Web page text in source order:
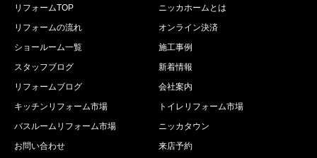
リフォームTOP
ニッカホームとは
リフォームの流れ
オンライン決済
ショールーム一覧
施工事例
スタッフブログ
新着情報
リフォームブログ
会社案内
キッチンリフォーム市場
トイレリフォーム市場
バスルームリフォーム市場
ニッカタウン
お問い合わせ
来店予約